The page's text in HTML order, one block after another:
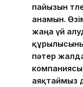
пайызын
анамын.
жаңа үй
пәтер
аяқтаймыз